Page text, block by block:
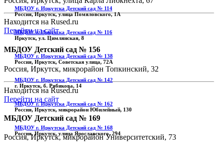
Находится на Rused.ru
Перейти на сайт
МБДОУ Детский сад № 156
Россия, Иркутск, микрорайон Топкинский, 32
Находится на Rused.ru
Перейти на сайт
МБДОУ Детский сад № 169
Россия, Иркутск, микрорайон Университетский, 73
МБДОУ г. Иркутска Детский сад № 114
Россия, Иркутск, улица Помяловского, 1А
МБДОУ г. Иркутска Детский сад № 116
Иркутск, ул. Цимлянская, 8
МБДОУ г. Иркутска Детский сад № 138
Россия, Иркутск, Советская улица, 72А
МБДОУ г. Иркутска Детский сад № 142
г. Иркутск, б. Рябикова, 14
МБДОУ г. Иркутска Детский сад № 162
Россия, Иркутск, микрорайон Юбилейный, 130
МБДОУ г. Иркутска Детский сад № 168
Россия, Иркутск, улица Ярославского, 294